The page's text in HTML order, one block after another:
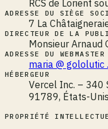
RCS de Lorient
ADRESSE DU SIÈGE
7 La
DIRECTEUR DE LA
Monsieur Arnaud
ADRESSE DU WEBMASTER
maria @ gololutic
HÉBERGEUR
Vercel Inc. – 340
91789, États-Unis
PROPRIÉTÉ